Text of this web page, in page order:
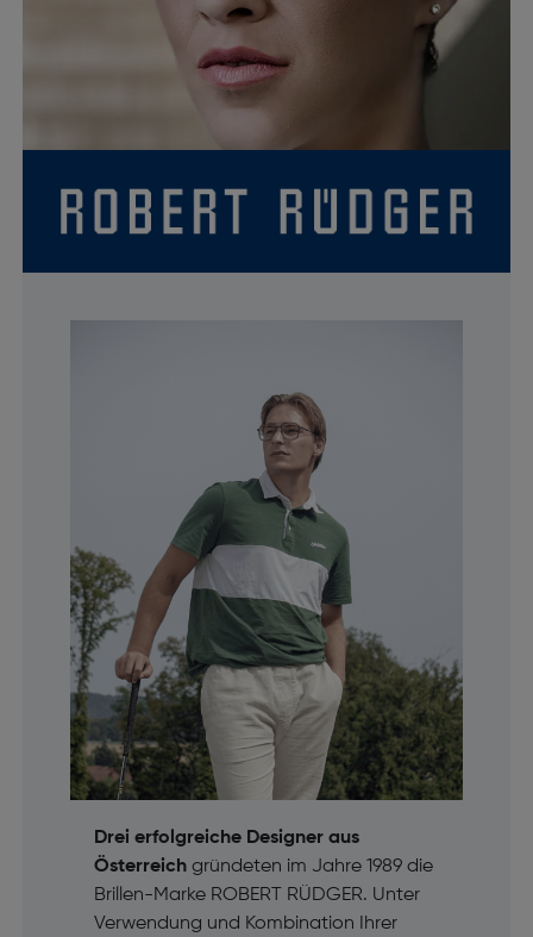
Drei erfolgreiche Designer aus
Österreich gründeten im Jahre 1989 die
Brillen-Marke ROBERT RÜDGER. Unter
Verwendung und Kombination Ihrer